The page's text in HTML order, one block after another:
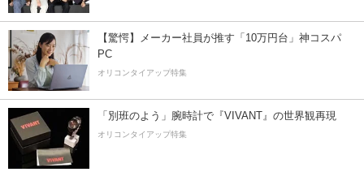
【驚愕】メーカー社員が推す「10万円台」神コスパ
PC
オリコンタイアップ特集
「別班のよう」腕時計で『VIVANT』の世界観再現
オリコンタイアップ特集